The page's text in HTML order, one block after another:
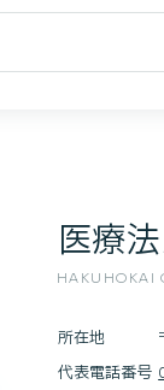
医療
所在地
代表電話番号